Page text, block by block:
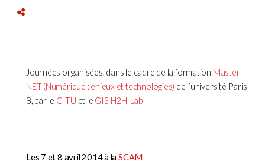
Journées organisées, dans le cadre de la formation Master
NET (Numérique : enjeux et technologies) de l’université Paris
8, par le CITU et le GIS H2H-Lab
Les 7 et 8 avril 2014 à laSCAM